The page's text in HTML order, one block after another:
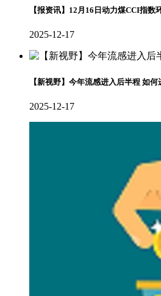
【报资讯】12月16日动力煤CCI指数
2025-12-17
【新视野】今年流感进入后半程 如何
2025-12-17